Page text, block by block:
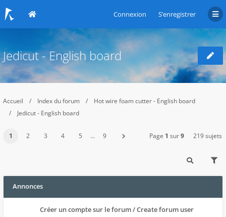
Connexion S’enregistrer
Jedicut - English board
Accueil Index du forum
Hot wire foam cutter - English board
Jedicut - English board
1 2 3 4 5 … 9 Page 1 sur9 219 sujets
Annonces
Créer un compte sur le forum / Create forum user